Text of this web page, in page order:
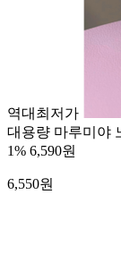
역대최저가
대용량 마루미야
1% 6,590원
6,550원